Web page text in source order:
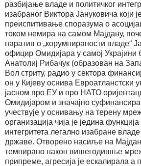
разбијање владе и политичког
изабраног Виктора Јануковича који
преиспитивање споразума о
током немира на самом Мајдану,
наратив о „корумпираности владе“
официр Омидијара у самој Украјини
Анатолиј Рибачук (образован на
Вол стриту, радио у сектора
он у Кијеву оснива Евроатланстски
јасном про ЕУ и про НАТО
Омидијаром и значајно
учествује у оснивању на терену
организација чија је једина
интегритета легално изабране
државе. Отворено насиље на
темпирано након вишегодишње
припреме, агресија је ескалирала а